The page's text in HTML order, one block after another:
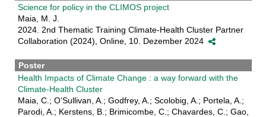
Science for policy in the CLIMOS project
Maia, M. J.
2024. 2nd Thematic Training Climate-Health Cluster Partner
Collaboration (2024), Online, 10. Dezember 2024
Poster
Health Impacts of Climate Change : a way forward with the
Climate-Health Cluster
Maia, C.; O’Sullivan, A.; Godfrey, A.; Scolobig, A.; Portela, A.;
Parodi, A.; Kerstens, B.; Brimicombe, C.; Chavardes, C.; Gao,